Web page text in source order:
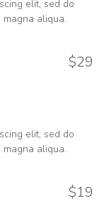
elit, sed do
aliqua.
$29
elit, sed do
aliqua.
$19